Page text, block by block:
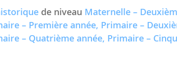
de niveau Maternelle –
– Première année, Primaire –
– Quatrième année, Primaire –